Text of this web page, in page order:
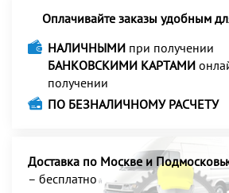
Оплачивайте заказы удобным
НАЛИЧНЫМИ при получении
БАНКОВСКИМИ КАРТАМИ
получении
ПО БЕЗНАЛИЧНОМУ РАСЧЕТУ
Доставка по Москве и
– бесплатно